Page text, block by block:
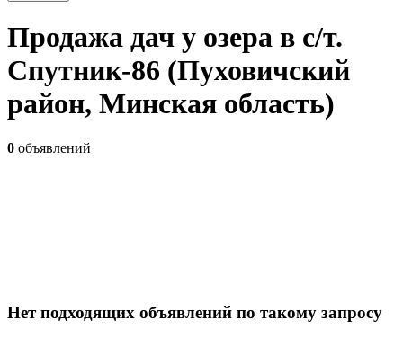
Продажа дач у озера в с/т.
Спутник-86 (Пуховичский
район, Минская область)
0 объявлений
Нет подходящих объявлений по такому запросу